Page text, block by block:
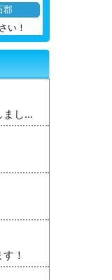
郡
い！
まし...
！